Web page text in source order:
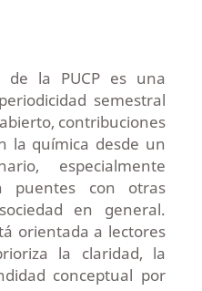
de la PUCP es una
semestral
contribuciones
la química desde un
especialmente
puentes con otras
en general.
orientada a lectores
la claridad, la
conceptual por